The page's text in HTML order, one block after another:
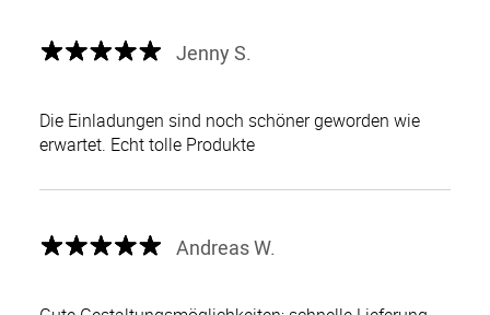
Jenny S.
Die Einladungen sind noch schöner geworden wie
erwartet. Echt tolle Produkte
Andreas W.